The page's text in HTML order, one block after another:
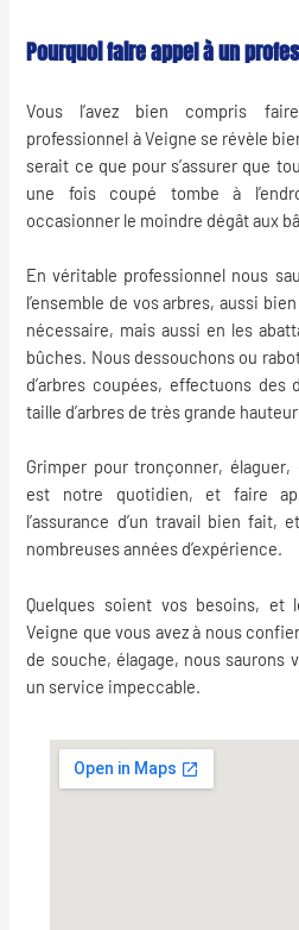
Pourquoi faire appel à un
Vous l’avez bien compris
professionnel à Veigne se révèle
serait ce que pour s’assurer que
une fois coupé tombe à
occasionner le moindre dégât aux
En véritable professionnel nous
l’ensemble de vos arbres, aussi
nécessaire, mais aussi en les
bûches. Nous dessouchons ou
d’arbres coupées, effectuons des
taille d’arbres de très grande
Grimper pour tronçonner,
est notre quotidien, et faire
l’assurance d’un travail bien fait,
nombreuses années d’expérience.
Quelques soient vos besoins, et
Veigne que vous avez à nous
de souche, élagage, nous saurons
un service impeccable.